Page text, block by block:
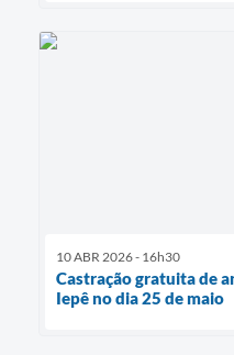
10 ABR 2026 - 16h30
Castração gratuita de
Iepê no dia 25 de maio